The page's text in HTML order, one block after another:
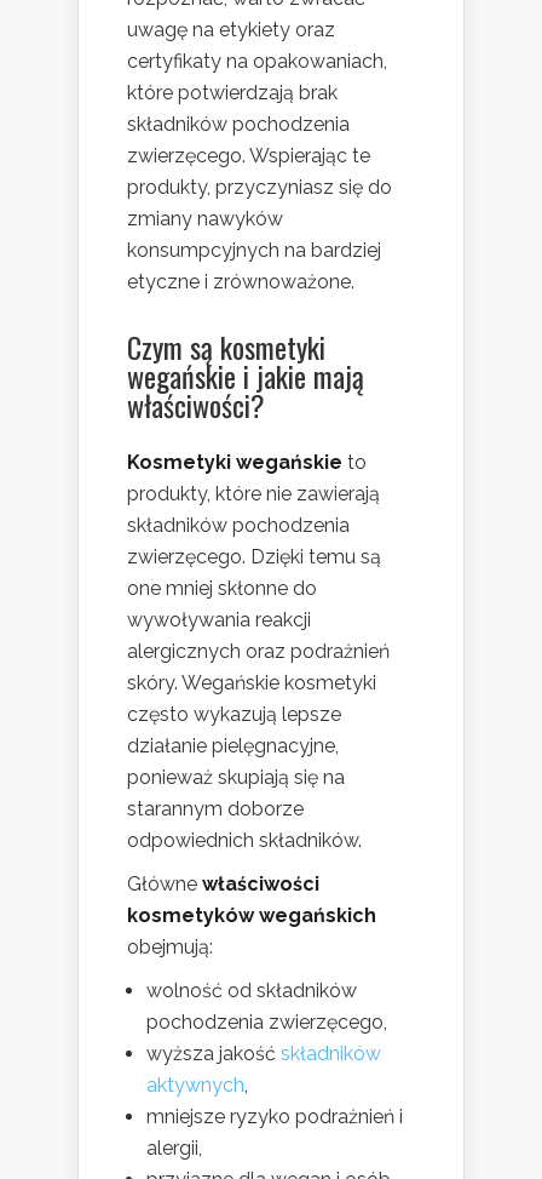
uwagę na etykiety oraz
certyfikaty na opakowaniach,
które potwierdzają brak
składników pochodzenia
zwierzęcego. Wspierając te
produkty, przyczyniasz się do
zmiany nawyków
konsumpcyjnych na bardziej
etyczne i zrównoważone.
Czym są kosmetyki
wegańskie i jakie mają
właściwości?
Kosmetyki wegańskie to
produkty, które nie zawierają
składników pochodzenia
zwierzęcego. Dzięki temu są
one mniej skłonne do
wywoływania reakcji
alergicznych oraz podrażnień
skóry. Wegańskie kosmetyki
często wykazują lepsze
działanie pielęgnacyjne,
ponieważ skupiają się na
starannym doborze
odpowiednich składników.
Główne właściwości
kosmetyków wegańskich
obejmują:
wolność od składników
pochodzenia zwierzęcego,
wyższa jakość składników
aktywnych,
mniejsze ryzyko podrażnień i
alergii,